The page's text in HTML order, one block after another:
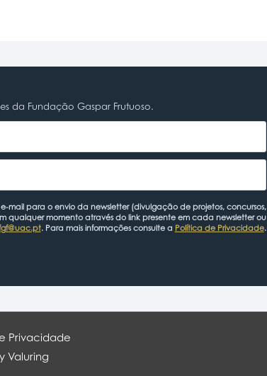
da Fundação Gaspar Frutuoso.
para o envio da newsletter (divulgação de projetos, concursos,
qualquer momento através do link presente em cada newsletter ou
. Para mais informações consulte a Política de Privacidade.
Privacidade
Valuring